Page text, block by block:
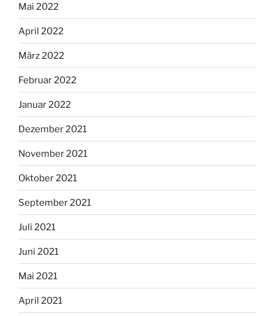
Mai 2022
April 2022
März 2022
Februar 2022
Januar 2022
Dezember 2021
November 2021
Oktober 2021
September 2021
Juli 2021
Juni 2021
Mai 2021
April 2021